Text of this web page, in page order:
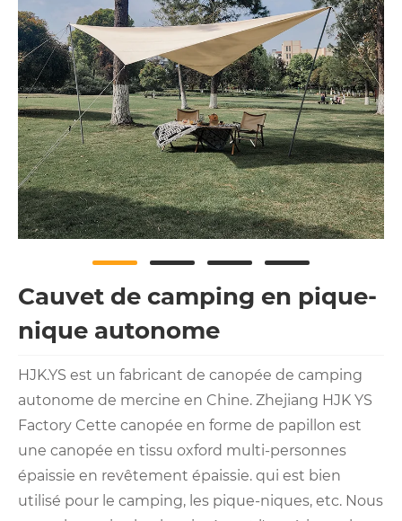
Cauvet de camping en pique-
nique autonome
HJK.YS est un fabricant de canopée de camping
autonome de mercine en Chine. Zhejiang HJK YS
Factory Cette canopée en forme de papillon est
une canopée en tissu oxford multi-personnes
épaissie en revêtement épaissie. qui est bien
utilisé pour le camping, les pique-niques, etc. Nous